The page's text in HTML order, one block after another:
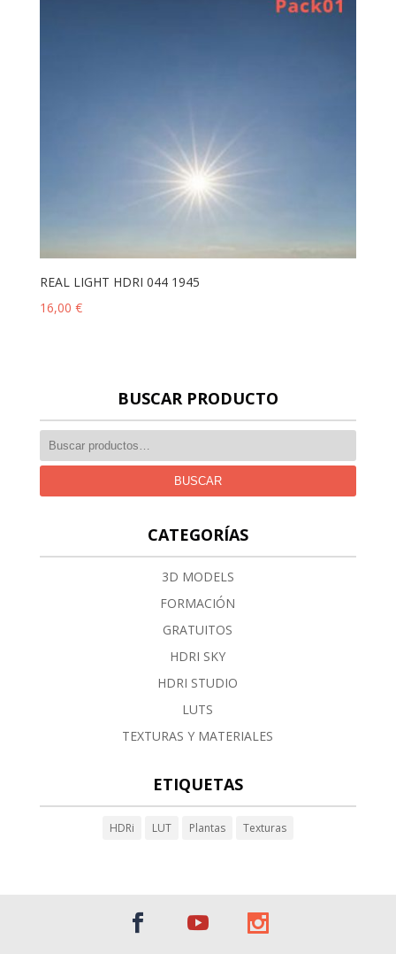
REAL LIGHT HDRI 044 1945
16,00 €
BUSCAR PRODUCTO
BUSCAR
CATEGORÍAS
3D MODELS
FORMACIÓN
GRATUITOS
HDRI SKY
HDRI STUDIO
LUTS
TEXTURAS Y MATERIALES
ETIQUETAS
HDRi LUT Plantas Texturas